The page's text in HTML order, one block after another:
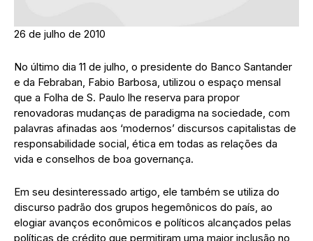
26 de julho de 2010
No último dia 11 de julho, o presidente do Banco Santander
e da Febraban, Fabio Barbosa, utilizou o espaço mensal
que a Folha de S. Paulo lhe reserva para propor
renovadoras mudanças de paradigma na sociedade, com
palavras afinadas aos ‘modernos’ discursos capitalistas de
responsabilidade social, ética em todas as relações da
vida e conselhos de boa governança.
Em seu desinteressado artigo, ele também se utiliza do
discurso padrão dos grupos hegemônicos do país, ao
elogiar avanços econômicos e políticos alcançados pelas
políticas de crédito que permitiram uma maior inclusão no